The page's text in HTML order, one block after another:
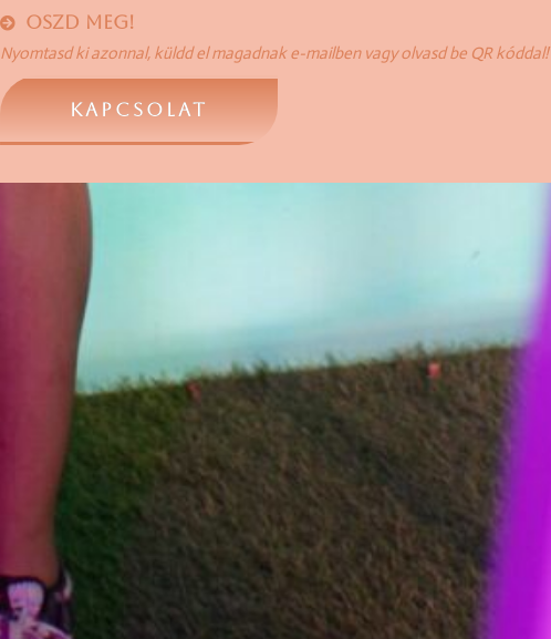
OSZD MEG!
Nyomtasd ki azonnal, küldd el magadnak e-mailben vagy olvasd be QR kóddal!
KAPCSOLAT